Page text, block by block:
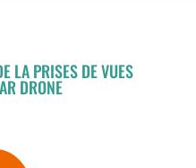
LA PRISES DE VUES
DRONE